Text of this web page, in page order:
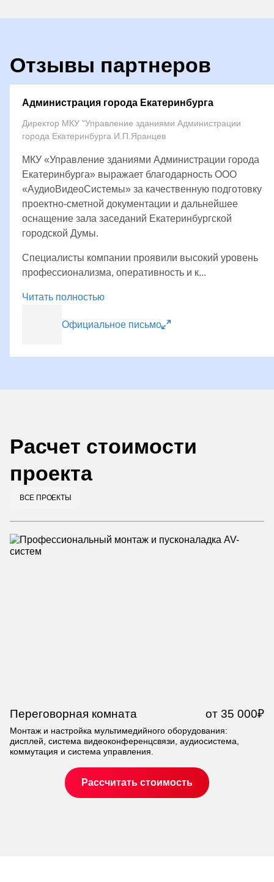
Отзывы партнеров
Администрация города Екатеринбурга
Директор МКУ "Управление зданиями Администрации
города Екатеринбурга И.П.Яранцев
МКУ «Управление зданиями Администрации города
Екатеринбурга» выражает благодарность ООО
«АудиоВидеоСистемы» за качественную подготовку
проектно-сметной документации и дальнейшее
оснащение зала заседаний Екатеринбургской
городской Думы.
Специалисты компании проявили высокий уровень
профессионализма, оперативность и к...
Читать полностью
Официальное письмо
Расчет стоимости
проекта
ВСЕ ПРОЕКТЫ
Переговорная комната от 35 000₽
Монтаж и настройка мультимедийного оборудования:
дисплей, система видеоконференцсвязи, аудиосистема,
коммутация и система управления.
Рассчитать стоимость